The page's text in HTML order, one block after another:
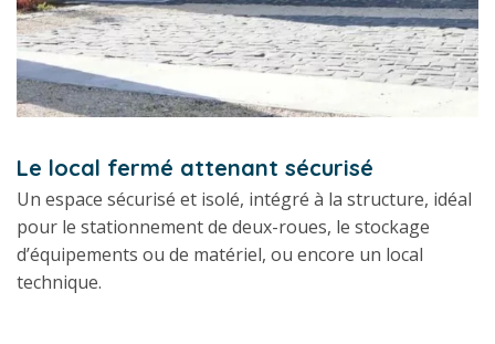
Le local fermé attenant sécurisé
Un espace sécurisé et isolé, intégré à la structure, idéal
pour le stationnement de deux-roues, le stockage
d’équipements ou de matériel, ou encore un local
technique.